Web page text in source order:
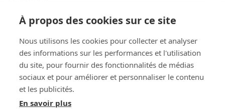
Description détaillée
Caractéristiques techniques
À propos des cookies sur ce site
Nous utilisons les cookies pour collecter et analyser
des informations sur les performances et l'utilisation
du site, pour fournir des fonctionnalités de médias
sociaux et pour améliorer et personnaliser le contenu
et les publicités.
En savoir plus